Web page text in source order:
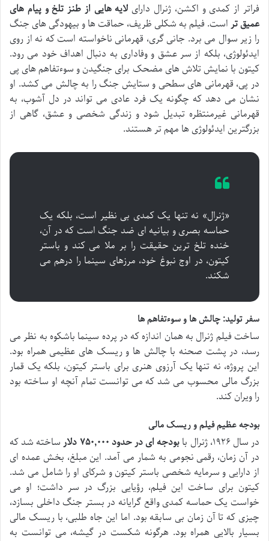
فراتر از کمدی و اکشن، ژنرال دارای لایه هایی از طنز تلخ و پیام های
عمیق تراست. فیلم به شکلی ظریف، حماقت ها و بیهودگی های جنگ
را زیر سوال می برد. جانی گری، قهرمانی ناخواسته است که نه از روی
ایدئولوژی، بلکه از سر عشق و وفاداری به دنبال اهداف خود می رود.
کیتون با نمایش تلاش های مضحک برای جنگیدن و سوءتفاهم های پی
در پی، قهرمانی های سطحی و ستایش جنگ را به چالش می کشد. او
نشان می دهد که چگونه یک فرد عادی می تواند در دل آشوب، به
قهرمانی غیرمنتظره تبدیل شود و زندگی شخصی و عشق، گاهی از
بزرگترین ایدئولوژی ها مهم تر هستند.
«ژنرال» نه تنها یک کمدی بی نظیر است، بلکه یک
حماسه بصری و بیانیه ای ضد جنگ است که در آن،
خنده تلخ ترین حقیقت را بر ملا می کند و باستر
کیتون، در اوج نبوغ خود، مرزهای سینما را درهم می
شکند.
سفر تولید: چالش ها و سوءتفاهم ها
ساخت فیلم ژنرال به همان اندازه که در پرده سینما باشکوه به نظر می
رسد، در پشت صحنه با چالش ها و ریسک های عظیمی همراه بود.
این پروژه، نه تنها یک آرزوی هنری برای باستر کیتون، بلکه یک قمار
بزرگ مالی محسوب می شد که می توانست تمام آنچه او ساخته بود
را ویران کند.
بودجه عظیم فیلم و ریسک مالی
در سال ۱۹۲۶، ژنرال با بودجه ای در حدود ۷۵۰,۰۰۰ دلار
ساخته شد که
در آن زمان، رقمی نجومی به شمار می آمد. این مبلغ، بخش عمده ای
از دارایی و سرمایه شخصی باستر کیتون و شرکای او را شامل می شد.
کیتون برای ساخت این فیلم، رؤیایی بزرگ در سر داشت؛ او می
خواست یک حماسه کمدی واقع گرایانه در بستر جنگ داخلی بسازد،
چیزی که تا آن زمان بی سابقه بود. اما این جاه طلبی، با ریسک مالی
بسیار بالایی همراه بود. هرگونه شکست در گیشه، می توانست به